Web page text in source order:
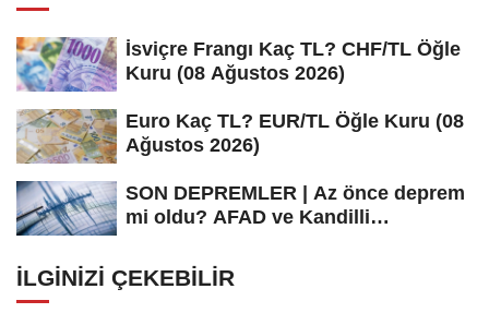
İsviçre Frangı Kaç TL? CHF/TL Öğle
Kuru (08 Ağustos 2026)
Euro Kaç TL? EUR/TL Öğle Kuru (08
Ağustos 2026)
SON DEPREMLER | Az önce deprem
mi oldu? AFAD ve Kandilli
İLGINIZI ÇEKEBILIR